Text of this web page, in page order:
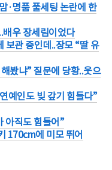
·명품 풀세팅 논란에 한
배우 장세림이었다
보관 중인데..장모 “딸 유
봤냐” 질문에 당황..웃으
예인도 빚 갚기 힘들다”
아직도 힘들어”
170cm에 미모 뛰어